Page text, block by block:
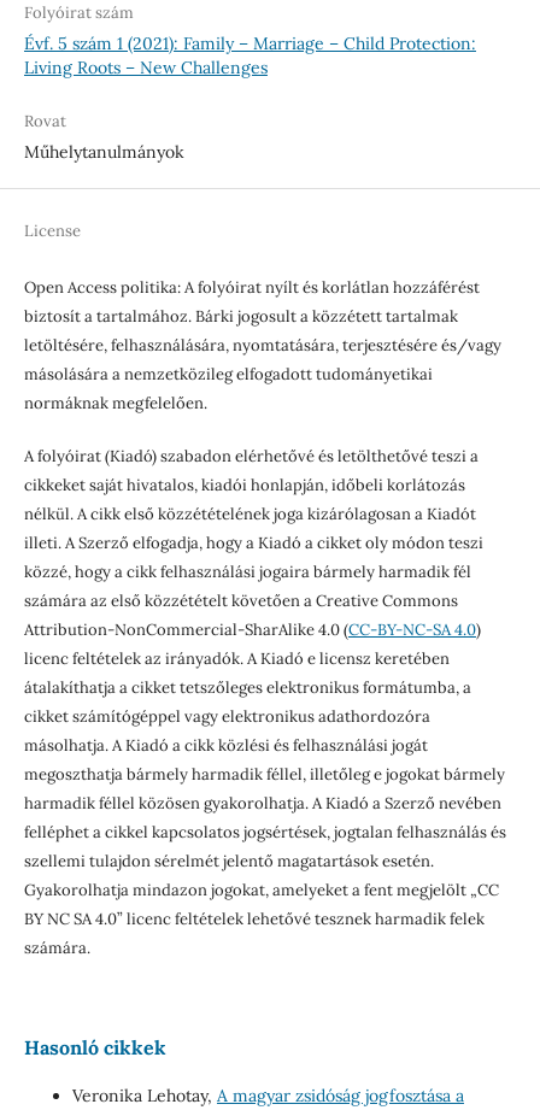
Folyóirat szám
Évf. 5 szám 1 (2021): Family – Marriage – Child Protection:
Living Roots – New Challenges
Rovat
Műhelytanulmányok
License
Open Access politika: A folyóirat nyílt és korlátlan hozzáférést
biztosít a tartalmához. Bárki jogosult a közzétett tartalmak
letöltésére, felhasználására, nyomtatására, terjesztésére és/vagy
másolására a nemzetközileg elfogadott tudományetikai
normáknak megfelelően.
A folyóirat (Kiadó) szabadon elérhetővé és letölthetővé teszi a
cikkeket saját hivatalos, kiadói honlapján, időbeli korlátozás
nélkül. A cikk első közzétételének joga kizárólagosan a Kiadót
illeti. A Szerző elfogadja, hogy a Kiadó a cikket oly módon teszi
közzé, hogy a cikk felhasználási jogaira bármely harmadik fél
számára az első közzétételt követően a Creative Commons
Attribution-NonCommercial-SharAlike 4.0 (CC-BY-NC-SA 4.0)
licenc feltételek az irányadók. A Kiadó e licensz keretében
átalakíthatja a cikket tetszőleges elektronikus formátumba, a
cikket számítógéppel vagy elektronikus adathordozóra
másolhatja. A Kiadó a cikk közlési és felhasználási jogát
megoszthatja bármely harmadik féllel, illetőleg e jogokat bármely
harmadik féllel közösen gyakorolhatja. A Kiadó a Szerző nevében
felléphet a cikkel kapcsolatos jogsértések, jogtalan felhasználás és
szellemi tulajdon sérelmét jelentő magatartások esetén.
Gyakorolhatja mindazon jogokat, amelyeket a fent megjelölt „CC
BY NC SA 4.0” licenc feltételek lehetővé tesznek harmadik felek
számára.
Hasonló cikkek
Veronika Lehotay, A magyar zsidóság jogfosztása a